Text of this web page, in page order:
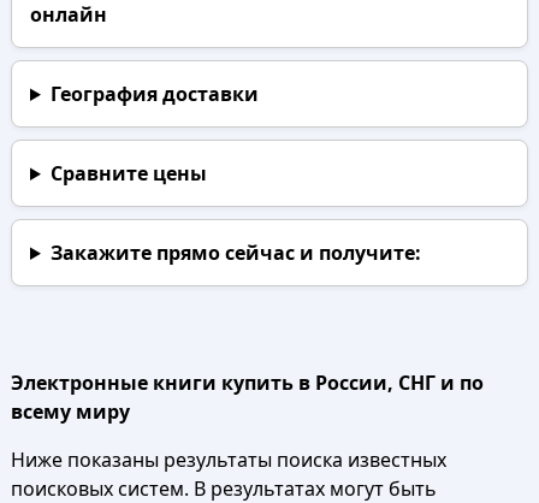
онлайн
География доставки
Сравните цены
Закажите прямо сейчаси получите:
Электронные книги купить в России, СНГ и по
всему миру
Ниже показаны результаты поиска известных
поисковых систем. В результатах могут быть